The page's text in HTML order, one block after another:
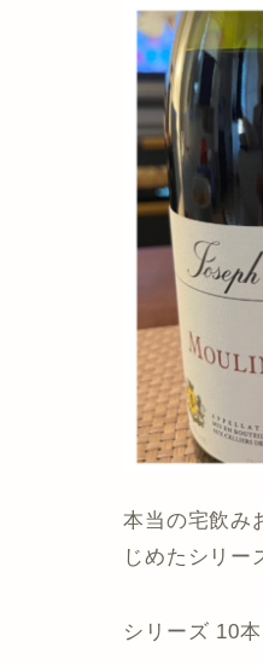
本当の宅飲み
じめたシリー
シリーズ 10本